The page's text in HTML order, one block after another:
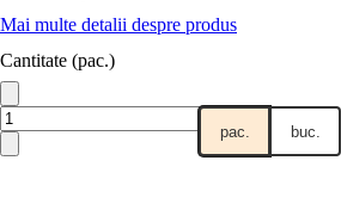
Mai multe detalii despre produs
Cantitate (pac.)
pac. buc.